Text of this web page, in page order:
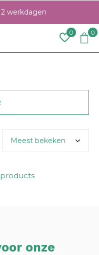
0 0
werkdagen
onze